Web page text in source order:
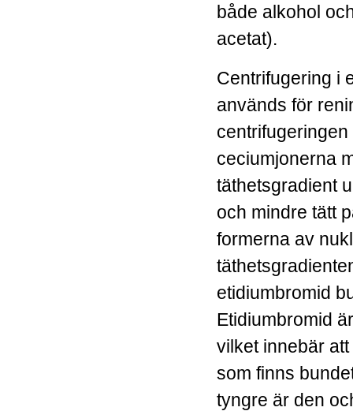
både alkohol
acetat).
Centrifugering i
används för
ceciumjonerna
täthetsgradient
och mindre tätt
formerna av
etidiumbromid
Etidiumbromid
vilket innebär
som finns
tyngre är den